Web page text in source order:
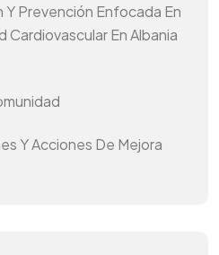
Y Prevención Enfocada En
Cardiovascular En Albania
Y Acciones De Mejora